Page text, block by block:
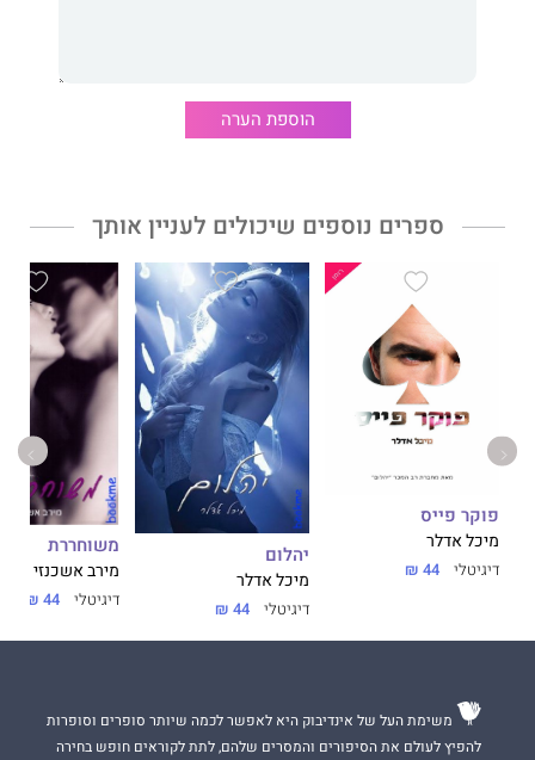
שקשה להסיר ממנו את העיניים ואת הדעת.
הוספת הערה
ספרים נוספים שיכולים לעניין אותך
פוקר פייס
מיכל אדלר
דיגיטלי 44 ₪
יהלום
מיכל אדלר
דיגיטלי 44 ₪
משוחררת
מירב אשכנזי
דיגיטלי 44 ₪
משימת העל של אינדיבוק היא לאפשר לכמה שיותר סופרים וסופרות
להפיץ לעולם את הסיפורים והמסרים שלהם, לתת לקוראים חופש בחירה